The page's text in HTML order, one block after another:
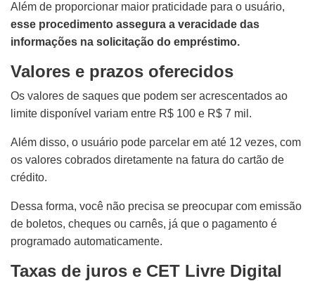
Além de proporcionar maior praticidade para o usuário,
esse procedimento assegura a veracidade das
informações na solicitação do empréstimo.
Valores e prazos oferecidos
Os valores de saques que podem ser acrescentados ao
limite disponível variam entre R$ 100 e R$ 7 mil.
Além disso, o usuário pode parcelar em até 12 vezes, com
os valores cobrados diretamente na fatura do cartão de
crédito.
Dessa forma, você não precisa se preocupar com emissão
de boletos, cheques ou carnês, já que o pagamento é
programado automaticamente.
Taxas de juros e CET Livre Digital